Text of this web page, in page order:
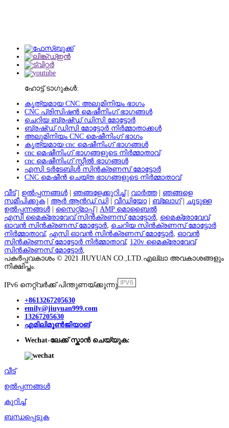
ഹോട്ട് ടാഗുകൾ:
കൃത്യമായ CNC അലുമിനിയം ഭാഗം
CNC പ്രിസിഷൻ മെഷീനിംഗ് ഭാഗങ്ങൾ
ചെറിയ ബ്രഷ്ഡ് ഡിസി മോട്ടോർ
ബ്രഷ്ഡ് ഡിസി മോട്ടോർ നിർമ്മാതാക്കൾ
അലുമിനിയം CNC മെഷീനിംഗ് ഭാഗം
കൃത്യമായ cnc മെഷീനിംഗ് ഭാഗങ്ങൾ
cnc മെഷീനിംഗ് ഭാഗങ്ങളുടെ നിർമ്മാതാവ്
cnc മെഷീനിംഗ് സ്റ്റീൽ ഭാഗങ്ങൾ
എസി ടർടേബിൾ സിൻക്രണസ് മോട്ടോർ
CNC മെഷീൻ ചെയ്ത ഭാഗങ്ങളുടെ നിർമ്മാതാവ്
വീട്| ഉൽപ്പന്നങ്ങൾ ഞങ്ങളേക്കുറിച്ച്| വാർത്ത| ഞങ്ങളെ
സമീപിക്കുക| ആർ ആൻഡ് ഡി വീഡിയോ ബ്ലോഗ്| ചൂടുള്ള
ഉൽപ്പന്നങ്ങൾ
സൈറ്റ്മാപ്പ്| AMP മൊബൈൽ
എസി മൈക്രോവേവ് സിൻക്രണസ് മോട്ടോർ, മൈക്രോവേവ്
ഓവൻ സിൻക്രണസ് മോട്ടോർ, ചെറിയ സിൻക്രണസ് മോട്ടോർ
നിർമ്മാതാവ്, എസി ഓവൻ സിൻക്രണസ് മോട്ടോർ, ഓവൻ
സിൻക്രണസ് മോട്ടോർ നിർമ്മാതാവ്, 120v മൈക്രോവേവ്
സിൻക്രണസ് മോട്ടോർ,
പകർപ്പവകാശം © 2021 JIUYUAN CO.,LTD.എല്ലാ അവകാശങ്ങളും
നിക്ഷിപ്തം.
IPv6 നെറ്റ്‌വർക്ക് പിന്തുണയ്ക്കുന്നു
+8613267205630
emily@jiuyuan999.com
13267205630
എമിലിമൂൺജിയാങ്
Wechat-ലേക്ക് സ്കാൻ ചെയ്യുക:
വീട്
ഉൽപ്പന്നങ്ങൾ
കുറിച്ച്
ബന്ധപ്പെടുക